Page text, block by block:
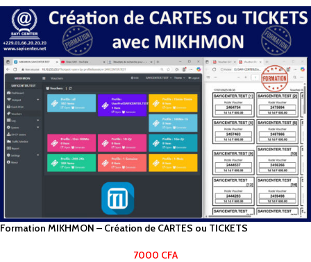
Formation MIKHMON – Création de CARTES ou TICKETS
7000 CFA